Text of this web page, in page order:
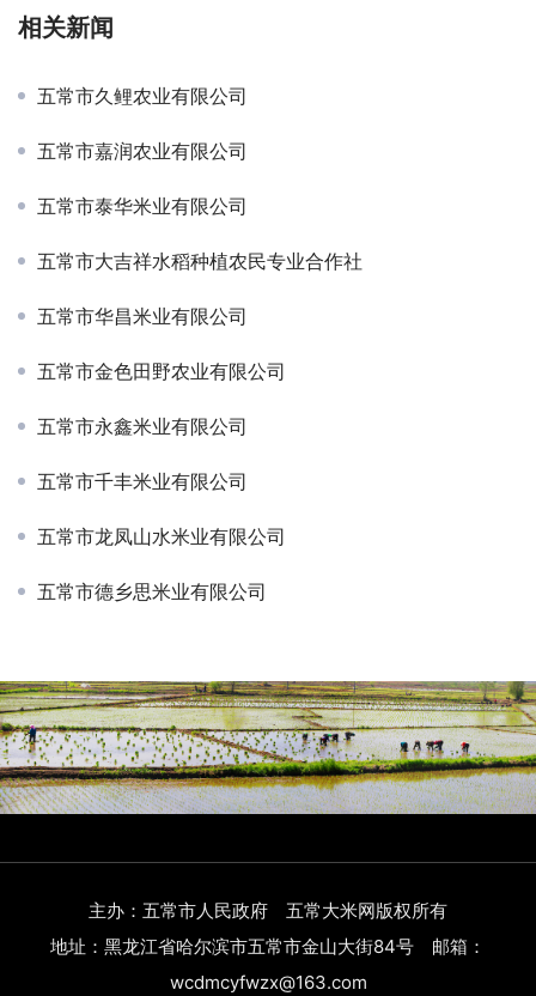
相关新闻
五常市久鲤农业有限公司
五常市嘉润农业有限公司
五常市泰华米业有限公司
五常市大吉祥水稻种植农民专业合作社
五常市华昌米业有限公司
五常市金色田野农业有限公司
五常市永鑫米业有限公司
五常市千丰米业有限公司
五常市龙凤山水米业有限公司
五常市德乡思米业有限公司
主办：五常市人民政府 五常大米网版权所有
地址：黑龙江省哈尔滨市五常市金山大街84号 邮箱：
wcdmcyfwzx@163.com